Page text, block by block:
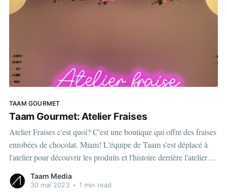
TAAM GOURMET
Taam Gourmet: Atelier Fraises
Atelier Fraises c'est quoi? C'est une boutique qui offre des fraises
enrobées de chocolat. Miam! L'équipe de Taam s'est déplacé à
l'atelier pour découvrir les produits et l'histoire derrière l'atelier
Taam Media
30 mai 2023 • 1 min read